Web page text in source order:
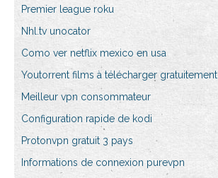
Premier league roku
Nhl.tv unocator
Como ver netflix mexico en usa
Youtorrent films à télécharger gratuitement
Meilleur vpn consommateur
Configuration rapide de kodi
Protonvpn gratuit 3 pays
Informations de connexion purevpn